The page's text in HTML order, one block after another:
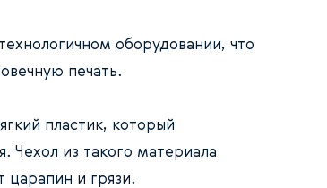
оборудовании, что
печать.
пластик, который
Чехол из такого материала
царапин и грязи.